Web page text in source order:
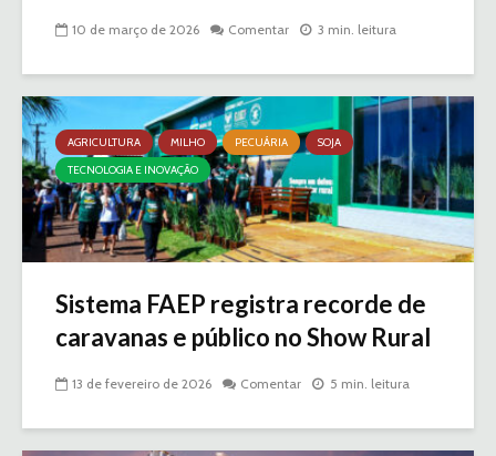
10 de março de 2026 Comentar 3 min. leitura
AGRICULTURA MILHO PECUÁRIA
SOJA
TECNOLOGIA E INOVAÇÃO
Sistema FAEP registra recorde de
caravanas e público no Show Rural
13 de fevereiro de 2026 Comentar 5 min. leitura